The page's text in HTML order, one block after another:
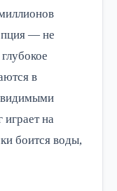
— не
в
на
боится воды,